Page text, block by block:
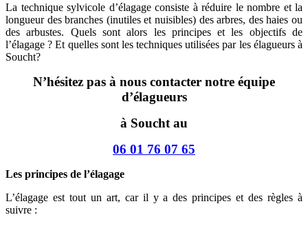
La technique sylvicole d’élagage consiste à réduire le nombre et la
longueur des branches (inutiles et nuisibles) des arbres, des haies ou
des arbustes. Quels sont alors les principes et les objectifs de
l’élagage ? Et quelles sont les techniques utilisées par les élagueurs à
Soucht?
N’hésitez pas à nous contacter notre équipe
d’élagueurs
à Soucht au
06 01 76 07 65
Les principes de l’élagage
L’élagage est tout un art, car il y a des principes et des règles à
suivre :